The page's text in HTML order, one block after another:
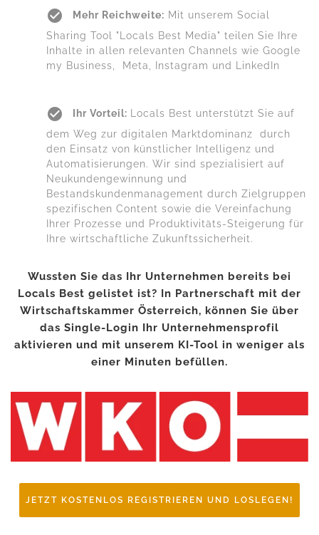
Mehr Reichweite: Mit unserem Social
Sharing Tool "Locals Best Media" teilen Sie Ihre
Inhalte in allen relevanten Channels wie Google
my Business, Meta, Instagram und LinkedIn
Ihr Vorteil: Locals Best unterstützt Sie auf
dem Weg zur digitalen Marktdominanz durch
den Einsatz von künstlicher Intelligenz und
Automatisierungen. Wir sind spezialisiert auf
Neukundengewinnung und
Bestandskundenmanagement durch Zielgruppen
spezifischen Content sowie die Vereinfachung
Ihrer Prozesse und Produktivitäts-Steigerung für
Ihre wirtschaftliche Zukunftssicherheit.
Wussten Sie das Ihr Unternehmen bereits bei
Locals Best gelistet ist? In Partnerschaft mit der
Wirtschaftskammer Österreich, können Sie über
das Single-Login Ihr Unternehmensprofil
aktivieren und mit unserem KI-Tool in weniger als
einer Minuten befüllen.
JETZT KOSTENLOS REGISTRIEREN UND LOSLEGEN!